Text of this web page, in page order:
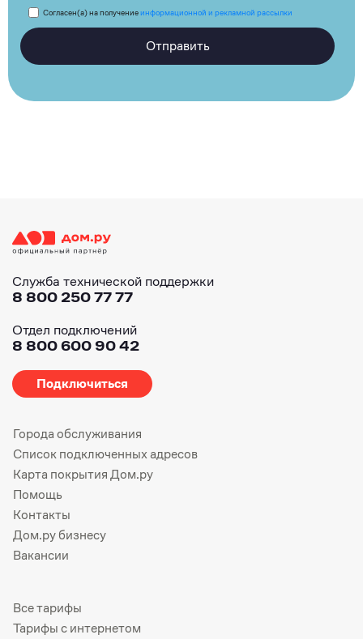
Согласен(а) на получениеинформационной и рекламной рассылки
Отправить
Служба технической поддержки
8 800 250 77 77
Отдел подключений
8 800 600 90 42
Подключиться
Города обслуживания
Список подключенных адресов
Карта покрытия Дом.ру
Помощь
Контакты
Дом.ру бизнесу
Вакансии
Все тарифы
Тарифы с интернетом